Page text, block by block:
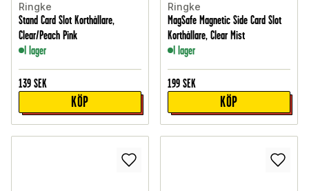
Ringke
Stand Card Slot Korthållare,
Clear/Peach Pink
I lager
139 SEK
KÖP
Ringke
MagSafe Magnetic Side Card Slot
Korthållare, Clear Mist
I lager
199 SEK
KÖP